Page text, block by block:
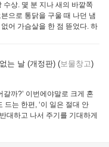
동아일보사
상. 몇 분 지나 새의 바깥쪽
으로 통닭을 구울 때 나던 냄
어 가슴살을 한 점 뜯었다. 하
는 날 (개정판) (보물창고)
갈까?’ 이번에야말로 크게 혼
드는 한편, ‘이 일은 절대 안
대하고 나서 주기를 기대하게